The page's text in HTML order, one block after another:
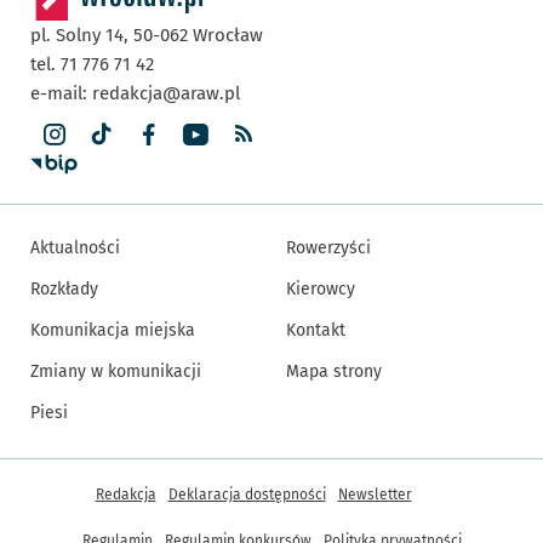
pl. Solny 14, 50-062 Wrocław
tel. 71 776 71 42
e-mail: redakcja@araw.pl
Aktualności
Rozkłady
Komunikacja miejska
Zmiany w komunikacji
Piesi
Rowerzyści
Kierowcy
Kontakt
Mapa strony
Inne informacje
Redakcja Deklaracja dostępności Newsletter